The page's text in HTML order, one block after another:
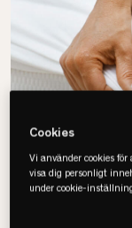
Cookies
Vi använder cookies
visa dig personligt
under cookie-